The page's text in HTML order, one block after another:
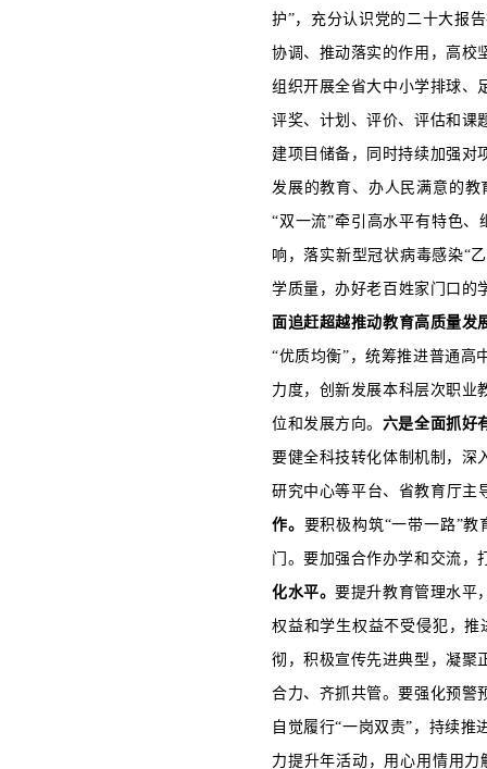
护”，充分认识党的二十大报
协调、推动落实的作用，高校
组织开展全省大中小学排球、
评奖、计划、评价、评估和课
建项目储备，同时持续加强对
发展的教育、办人民满意的
“双一流”牵引高水平有特色
响，落实新型冠状病毒感染“
学质量，办好老百姓家门口的
面追赶超越推动教育高质量发
“优质均衡”，统筹推进普通高
力度，创新发展本科层次职业
位和发展方向。 六是全面抓好
要健全科技转化体制机制，深
研究中心等平台、省教育厅主
作。 要积极构筑“一带一路”
门。要加强合作办学和交流，
化水平。要提升教育管理水平
权益和学生权益不受侵犯，
彻，积极宣传先进典型，凝聚
合力、齐抓共管。要强化预警
自觉履行“一岗双责”，持续
力提升年活动，用心用情用